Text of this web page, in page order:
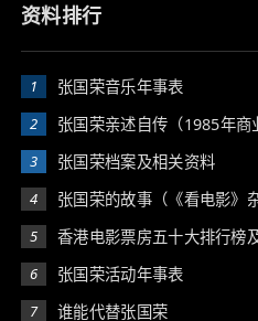
资料排行
1 张国荣音乐年事表
2
张国荣亲述自传（1985年商
3
张国荣档案及相关资料
4
张国荣的故事（《看电影》
5
香港电影票房五十大排行榜及港片
6
张国荣活动年事表
7
谁能代替张国荣